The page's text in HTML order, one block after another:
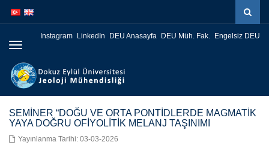
atla
atla
Instagram LinkedIn DEU Anasayfa DEU Müh. Fak.
Engelsiz DEU
Menüye
SEMİNER “DOĞU VE ORTA PONTİDLERDE MAGMATİK
YAYA DOĞRU OFİYOLİTİK MELANJ TAŞINIMI
Yayınlanma Tarihi: 03-03-2026